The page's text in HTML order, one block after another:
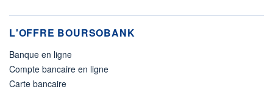
L'OFFRE BOURSOBANK
Banque en ligne
Compte bancaire en ligne
Carte bancaire